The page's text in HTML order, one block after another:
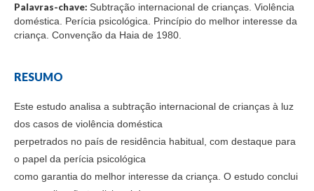
Palavras-chave: Subtração internacional de crianças. Violência
doméstica. Perícia psicológica. Princípio do melhor interesse da
criança. Convenção da Haia de 1980.
RESUMO
Este estudo analisa a subtração internacional de crianças à luz
dos casos de violência doméstica
perpetrados no país de residência habitual, com destaque para
o papel da perícia psicológica
como garantia do melhor interesse da criança. O estudo conclui